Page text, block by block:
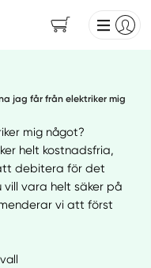
jag får från elektriker mig
mig något?
helt kostnadsfria,
debitera för det
vara helt säker på
vi att först